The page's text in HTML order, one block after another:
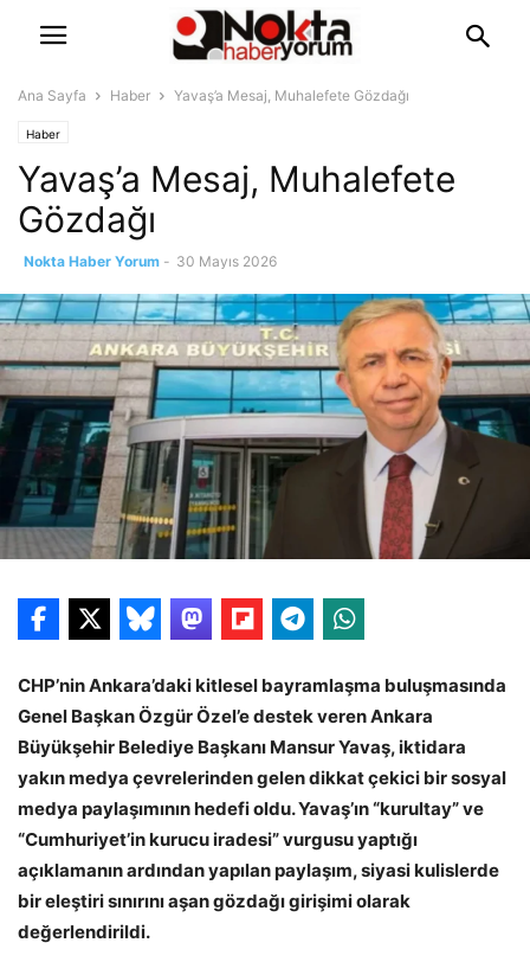
Ana Sayfa Haber Yavaş’a Mesaj, Muhalefete Gözdağı
Haber
Yavaş’a Mesaj, Muhalefete
Gözdağı
Nokta Haber Yorum - 30 Mayıs 2026
CHP’nin Ankara’daki kitlesel bayramlaşma buluşmasında
Genel Başkan Özgür Özel’e destek veren Ankara
Büyükşehir Belediye Başkanı Mansur Yavaş, iktidara
yakın medya çevrelerinden gelen dikkat çekici bir sosyal
medya paylaşımının hedefi oldu. Yavaş’ın “kurultay” ve
“Cumhuriyet’in kurucu iradesi” vurgusu yaptığı
açıklamanın ardından yapılan paylaşım, siyasi kulislerde
bir eleştiri sınırını aşan gözdağı girişimi olarak
değerlendirildi.